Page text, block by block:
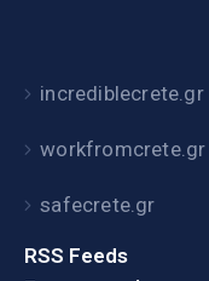
incrediblecrete.gr
workfromcrete.gr
safecrete.gr
RSS Feeds